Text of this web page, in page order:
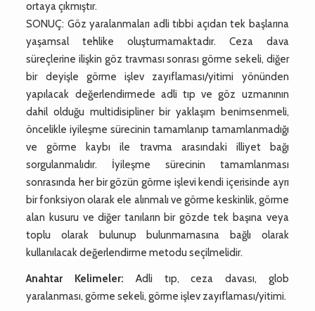
ortaya çıkmıştır.
SONUÇ: Göz yaralanmaları adli tıbbi açıdan tek başlarına
yaşamsal tehlike oluşturmamaktadır. Ceza dava
süreçlerine ilişkin göz travması sonrası görme sekeli, diğer
bir deyişle görme işlev zayıflaması/yitimi yönünden
yapılacak değerlendirmede adli tıp ve göz uzmanının
dahil olduğu multidisipliner bir yaklaşım benimsenmeli,
öncelikle iyileşme sürecinin tamamlanıp tamamlanmadığı
ve görme kaybı ile travma arasındaki illiyet bağı
sorgulanmalıdır. İyileşme sürecinin tamamlanması
sonrasında her bir gözün görme işlevi kendi içerisinde ayrı
bir fonksiyon olarak ele alınmalı ve görme keskinlik, görme
alan kusuru ve diğer tanıların bir gözde tek başına veya
toplu olarak bulunup bulunmamasına bağlı olarak
kullanılacak değerlendirme metodu seçilmelidir.
Anahtar Kelimeler: Adli tıp, ceza davası, glob
yaralanması, görme sekeli, görme işlev zayıflaması/yitimi.